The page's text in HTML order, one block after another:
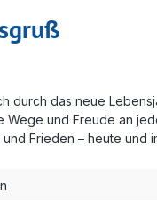
durch das neue
Wege und Freude an
Frieden – heute und